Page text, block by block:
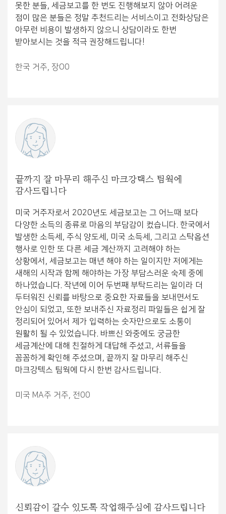
못한 분들, 세금보고를 한 번도 진행해보지 않아 어려운
점이 많은 분들은 정말 추천드리는 서비스이고 전화상담은
아무런 비용이 발생하지 않으니 상담이라도 한번
받아보시는 것을 적극 권장해드립니다!
한국 거주, 장O0
끝까지 잘 마무리 해주신 마크강택스 팀웍에
감사드립니다
미국 거주자로서 2020년도 세금보고는 그 어느때 보다
다양한 소득의 종류로 마음의 부담감이 컸습니다. 한국에서
발생한 소득세, 주식 양도세, 미국 소득세, 그리고 스탁옵션
행사로 인한 또 다른 세금 계산까지 고려해야 하는
상황에서, 세금보고는 매년 해야 하는 일이지만 저에게는
새해의 시작과 함께 해야하는 가장 부담스러운 숙제 중에
하나였습니다. 작년에 이어 두번째 부탁드리는 일이라 더
두터워진 신뢰를 바탕으로 중요한 자료들을 보내면서도
안심이 되었고, 또한 보내주신 자료정리 파일들은 쉽게 잘
정리되어 있어서 제가 입력하는 숫자만으로도 소통이
원활히 될 수 있었습니다. 바쁘신 와중에도 궁금한
세금계산에 대해 친절하게 대답해 주셨고, 서류들을
꼼꼼하게 확인해 주셨으며, 끝까지 잘 마무리 해주신
마크강텍스 팀웍에 다시 한번 감사드립니다.
미국 MA주 거주, 전00
신뢰감이 갈수 있도록 작업해주심에 감사드립니다